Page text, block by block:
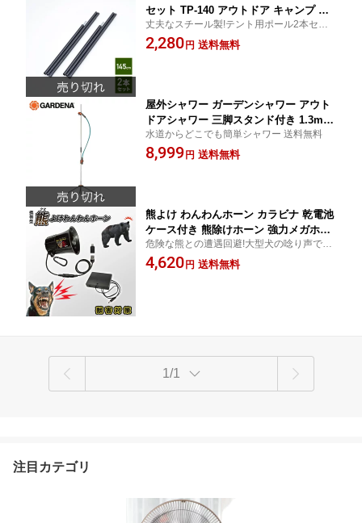
セット TP-140 アウトドア キャンプ タ
ープ テント アクセサリー 山善 YAMAZ
EN キャンパーズコレクション 【送料無
丈夫なスチール製!テント用ポール2本セッ
ト 送料無料
2,280円 送料無料
屋外シャワー ガーデンシャワー アウト
ドアシャワー 三脚スタンド付き 1.3m接
続ホース スタンドバルブ調整00960-20
キャンプ アウトドア 海水浴 ポータブル
水道からどこでも簡単シャワー 送料無料
8,999円 送料無料
熊よけ わんわんホーン カラビナ 乾電池
ケース付き 熊除けホーン 強力メガホン
型 最大音量110db DCC011-HOW-C 熊
大型犬 唸り声 吠え声 威嚇回避 アウト
危険な熊との遭遇回避!大型犬の唸り声で威
嚇!山歩きのお供に 送料無料
4,620円 送料無料
1/1
注目カテゴリ